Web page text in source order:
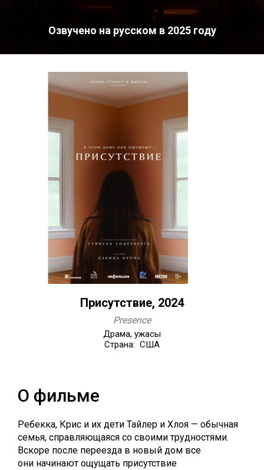
Озвучено на русском в 2025 году
Присутствие, 2024
Presence
Драма, ужасы
Страна: США
О фильме
Ребекка, Крис и их дети Тайлер и Хлоя — обычная
семья, справляющаяся со своими трудностями.
Вскоре после переезда в новый дом все
они начинают ощущать присутствие